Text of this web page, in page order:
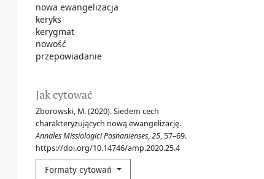
nowa ewangelizacja
keryks
kerygmat
nowość
przepowiadanie
Jak cytować
Zborowski, M. (2020). Siedem cech
charakteryzujących nową ewangelizację.
Annales Missiologici Posnanienses,25, 57–69.
https://doi.org/10.14746/amp.2020.25.4
Formaty cytowań